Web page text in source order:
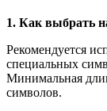
1. Как выбрать
Рекомендуется
специальных
Минимальная
символов.